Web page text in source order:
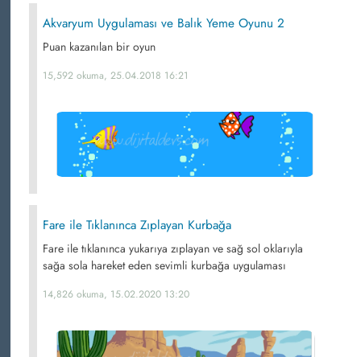
Akvaryum Uygulaması ve Balık Yeme Oyunu 2
Puan kazanılan bir oyun
15,592 okuma, 25.04.2018 16:21
Fare ile Tıklanınca Zıplayan Kurbağa
Fare ile tıklanınca yukarıya zıplayan ve sağ sol oklarıyla
sağa sola hareket eden sevimli kurbağa uygulaması
14,826 okuma, 15.02.2020 13:20